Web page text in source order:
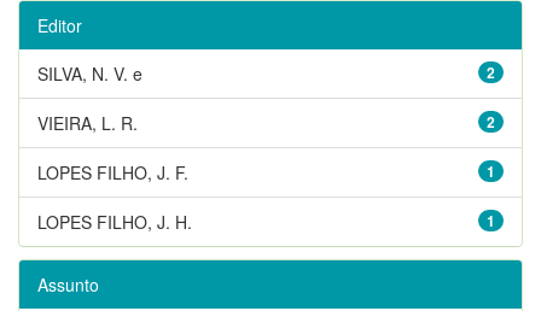
Editor
2
SILVA, N. V. e
2
VIEIRA, L. R.
1
LOPES FILHO, J. F.
1
LOPES FILHO, J. H.
Assunto